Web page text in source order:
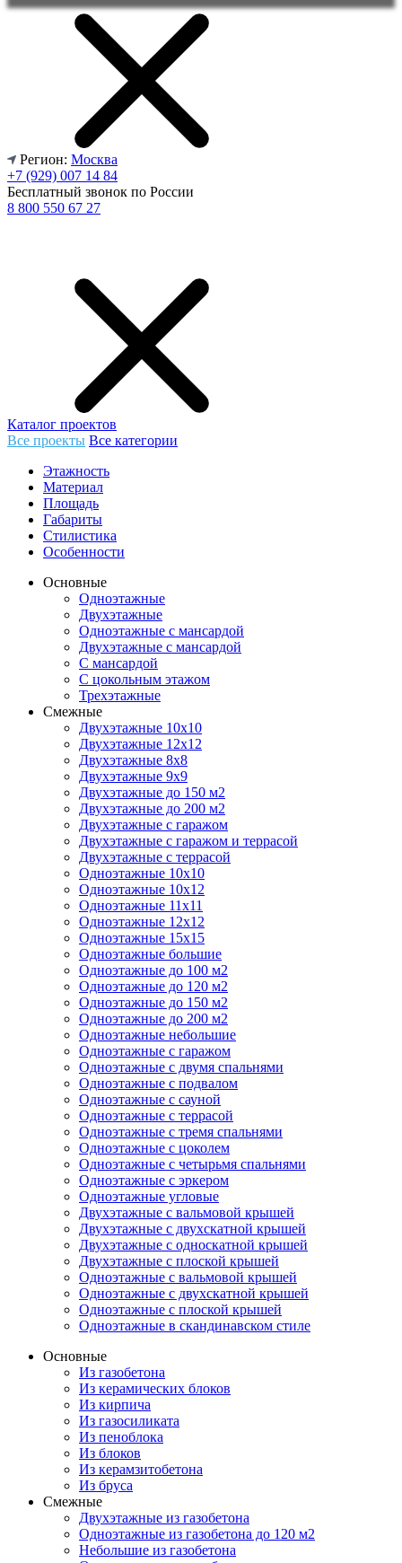
Регион: Москва
+7 (929) 007 14 84
Бесплатный звонок по России
8 800 550 67 27
Каталог проектов
Все проекты Все категории
Этажность
Материал
Площадь
Габариты
Стилистика
Особенности
Основные
Одноэтажные
Двухэтажные
Одноэтажные с мансардой
Двухэтажные с мансардой
С мансардой
С цокольным этажом
Трехэтажные
Смежные
Двухэтажные 10х10
Двухэтажные 12х12
Двухэтажные 8х8
Двухэтажные 9х9
Двухэтажные до 150 м2
Двухэтажные до 200 м2
Двухэтажные с гаражом
Двухэтажные с гаражом и террасой
Двухэтажные с террасой
Одноэтажные 10х10
Одноэтажные 10х12
Одноэтажные 11х11
Одноэтажные 12х12
Одноэтажные 15х15
Одноэтажные большие
Одноэтажные до 100 м2
Одноэтажные до 120 м2
Одноэтажные до 150 м2
Одноэтажные до 200 м2
Одноэтажные небольшие
Одноэтажные с гаражом
Одноэтажные с двумя спальнями
Одноэтажные с подвалом
Одноэтажные с сауной
Одноэтажные с террасой
Одноэтажные с тремя спальнями
Одноэтажные с цоколем
Одноэтажные с четырьмя спальнями
Одноэтажные с эркером
Одноэтажные угловые
Двухэтажные с вальмовой крышей
Двухэтажные с двухскатной крышей
Двухэтажные с односкатной крышей
Двухэтажные с плоской крышей
Одноэтажные с вальмовой крышей
Одноэтажные с двухскатной крышей
Одноэтажные с плоской крышей
Одноэтажные в скандинавском стиле
Основные
Из газобетона
Из керамических блоков
Из кирпича
Из газосиликата
Из пеноблока
Из блоков
Из керамзитобетона
Из бруса
Смежные
Двухэтажные из газобетона
Одноэтажные из газобетона до 120 м2
Небольшие из газобетона